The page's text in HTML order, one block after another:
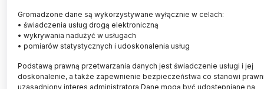
Gromadzone dane są wykorzystywane wyłącznie w celach:
• świadczenia usług drogą elektroniczną
• wykrywania nadużyć w usługach
• pomiarów statystycznych i udoskonalenia usług
Podstawą prawną przetwarzania danych jest świadczenie usługi i jej
doskonalenie, a także zapewnienie bezpieczeństwa co stanowi
uzasadniony interes administratora Dane mogą być udostępniane na